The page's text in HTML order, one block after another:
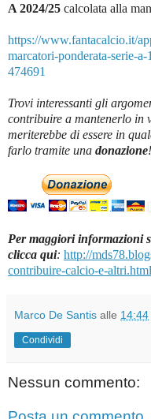
A 2024/25 calcolata alla
https://www.fantacalcio.it/
marcatori-ponderata-serie-
474691
Trovi interessanti gli
contribuire a mantenerlo in
meriterebbe di essere in
farlo tramite una donazione!
Per maggiori informazioni
clicca qui: http://
contribuire-calcio-e-altri.html
Marco De Santis alle 14:44
Condividi
Nessun commento: